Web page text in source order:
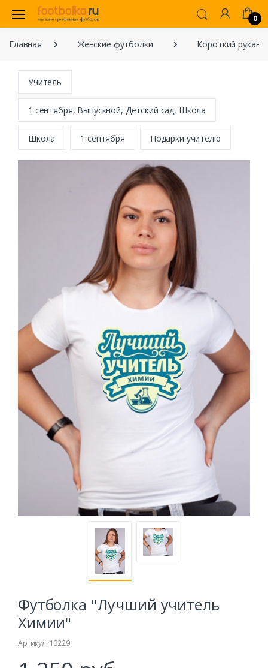
0
Главная Женские футболки Короткий рукав
Учитель
1 сентября, Выпускной, Детский сад, Школа
Школа 1 сентября Подарки учителю
Футболка "Лучший учитель
Химии"
Артикул: 13229